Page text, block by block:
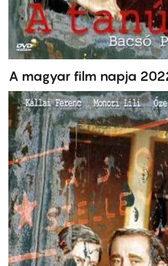
A magyar film napja